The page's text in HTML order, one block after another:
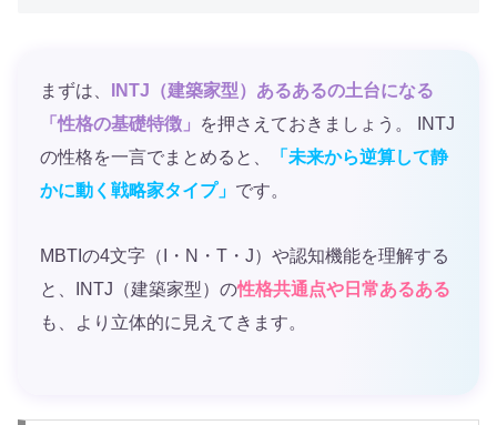
まずは、
INTJ（建築家型）あるあるの土台になる
「性格の基礎特徴」
を押さえておきましょう。 INTJ
の性格を一言でまとめると、
「未来から逆算して静
かに動く戦略家タイプ」 です。
MBTIの4文字（I・N・T・J）や認知機能を理解する
と、INTJ（建築家型）の性格共通点や日常あるある
も、より立体的に見えてきます。